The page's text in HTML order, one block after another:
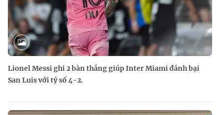
Lionel Messi ghi 2 bàn thắng giúp Inter Miami đánh bại
San Luis với tỷ số 4-2.